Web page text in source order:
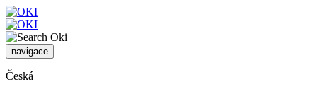
navigace
Česká